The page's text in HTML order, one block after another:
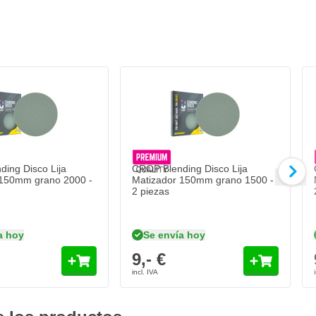
Disco Lija
grano 2000 -
hoy
CROP Blending Disco Lija
Matizador 150mm grano 1500 -
2 piezas
Se envía hoy
9,- €